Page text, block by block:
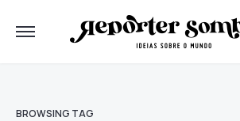
BROWSING TAG